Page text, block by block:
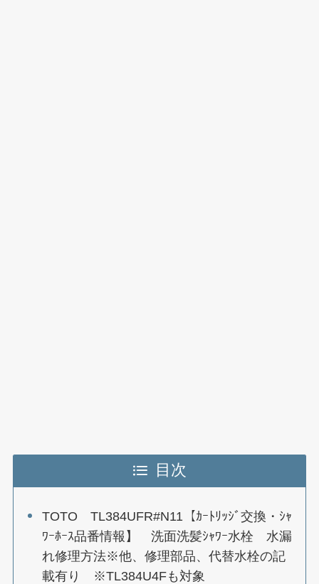
目次
TOTO TL384UFR#N11【ｶｰﾄﾘｯｼﾞ交換・ｼｬ
ﾜｰﾎｰｽ品番情報】 洗面洗髪ｼｬﾜｰ水栓 水漏
れ修理方法※他、修理部品、代替水栓の記
載有り ※TL384U4Fも対象